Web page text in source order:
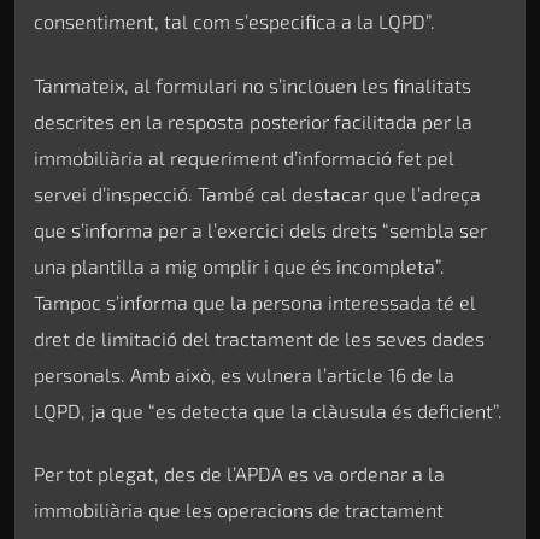
consentiment, tal com s’especifica a la LQPD”.
Tanmateix, al formulari no s’inclouen les finalitats
descrites en la resposta posterior facilitada per la
immobiliària al requeriment d’informació fet pel
servei d’inspecció. També cal destacar que l’adreça
que s’informa per a l’exercici dels drets “sembla ser
una plantilla a mig omplir i que és incompleta”.
Tampoc s’informa que la persona interessada té el
dret de limitació del tractament de les seves dades
personals. Amb això, es vulnera l’article 16 de la
LQPD, ja que “es detecta que la clàusula és deficient”.
Per tot plegat, des de l’APDA es va ordenar a la
immobiliària que les operacions de tractament